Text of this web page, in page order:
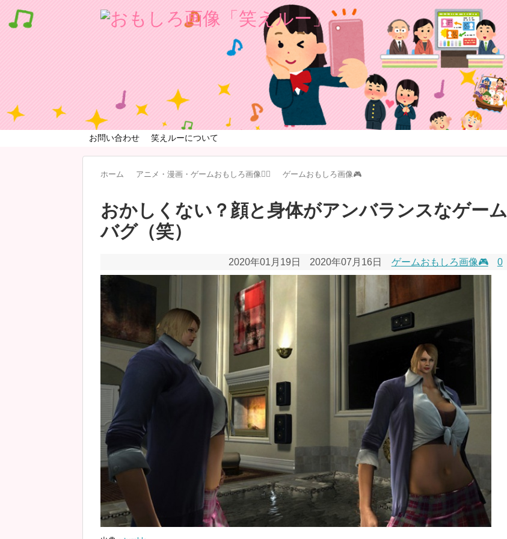
お問い合わせ 笑えルーについて
ホーム アニメ・漫画・ゲームおもしろ画像🧚‍♀️ ゲームおもしろ画像🎮
おかしくない？顔と身体がアンバランスなゲーム
バグ（笑）
2020年01月19日 2020年07月16日 ゲームおもしろ画像🎮 0